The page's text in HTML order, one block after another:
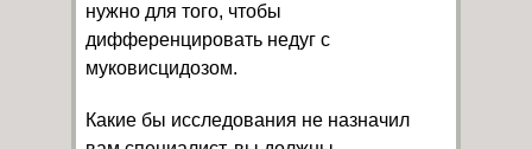
нужно для того, чтобы
дифференцировать недуг с
муковисцидозом.
Какие бы исследования не назначил